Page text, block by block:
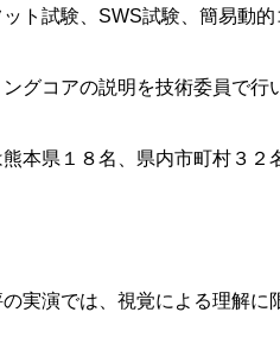
ト試験、SWS試験、簡易動
ングコアの説明を技術委員で行
本県１８名、県内市町村３２
実演では、視覚による理解に